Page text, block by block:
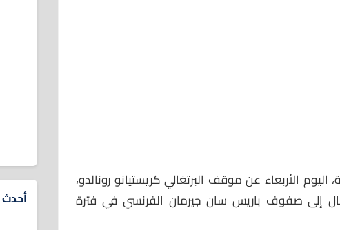
الأربعاء عن موقف البرتغالي كريستيانو رونالدو،
إلى صفوف باريس سان جيرمان الفرنسي في فترة
أحدث